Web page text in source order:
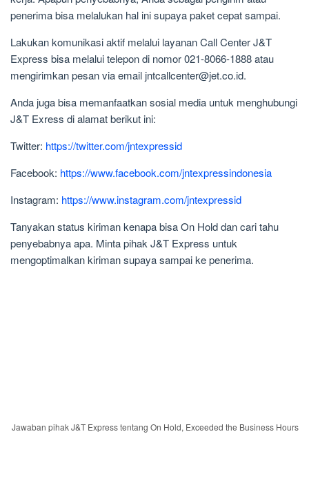
penerima bisa melalukan hal ini supaya paket cepat sampai.
Lakukan komunikasi aktif melalui layanan Call Center J&T
Express bisa melalui telepon di nomor 021-8066-1888 atau
mengirimkan pesan via email jntcallcenter@jet.co.id.
Anda juga bisa memanfaatkan sosial media untuk menghubungi
J&T Exress di alamat berikut ini:
Twitter: https://twitter.com/jntexpressid
Facebook: https://www.facebook.com/jntexpressindonesia
Instagram: https://www.instagram.com/jntexpressid
Tanyakan status kiriman kenapa bisa On Hold dan cari tahu
penyebabnya apa. Minta pihak J&T Express untuk
mengoptimalkan kiriman supaya sampai ke penerima.
Jawaban pihak J&T Express tentang On Hold, Exceeded the Business Hours